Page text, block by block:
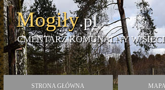
Mogiły.pl
CMENTARZ KOMUNALNY W
STRONA GŁÓWNA